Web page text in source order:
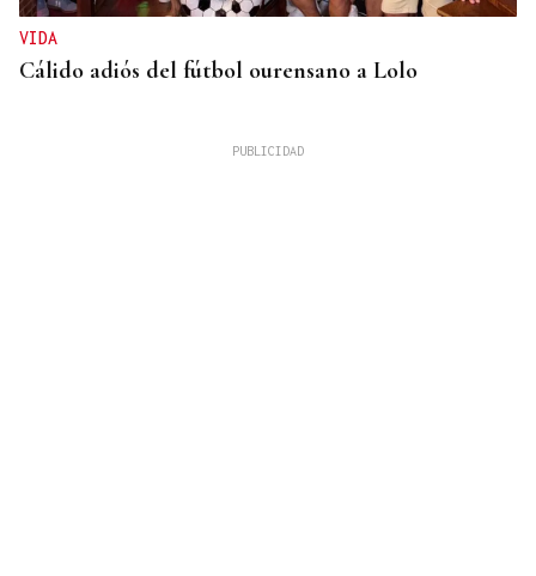
VIDA
Cálido adiós del fútbol ourensano a Lolo